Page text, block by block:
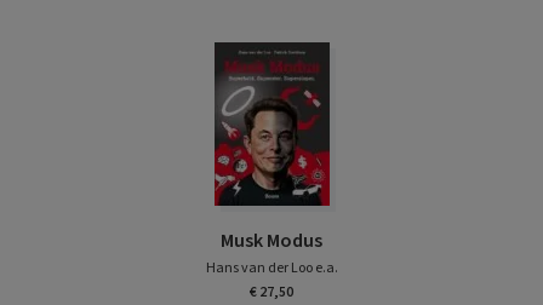
Musk Modus
Hans van der Loo e.a.
€ 27,50